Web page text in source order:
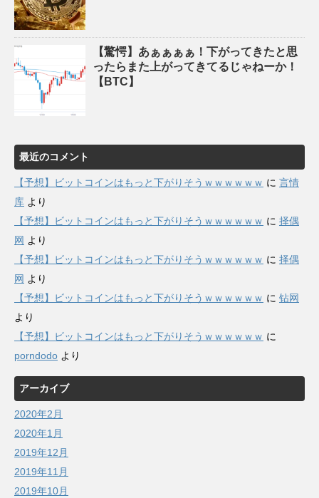
【驚愕】あぁぁぁぁ！下がってきたと思
ったらまた上がってきてるじゃねーか！
【BTC】
最近のコメント
【予想】ビットコインはもっと下がりそうｗｗｗｗｗｗ に 言情
库 より
【予想】ビットコインはもっと下がりそうｗｗｗｗｗｗ に 择偶
网 より
【予想】ビットコインはもっと下がりそうｗｗｗｗｗｗ に 择偶
网 より
【予想】ビットコインはもっと下がりそうｗｗｗｗｗｗ に 钻网
より
【予想】ビットコインはもっと下がりそうｗｗｗｗｗｗ に
porndodo より
アーカイブ
2020年2月
2020年1月
2019年12月
2019年11月
2019年10月